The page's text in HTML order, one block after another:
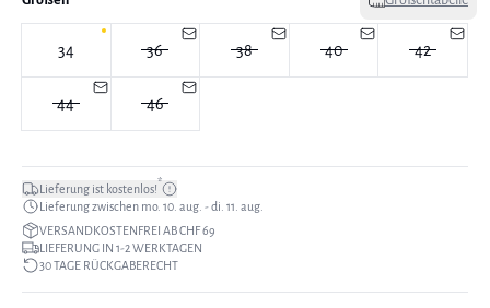
34 36 38 40 42
44 46
Lieferung ist kostenlos!*
Lieferung zwischen mo. 10. aug. - di. 11. aug.
VERSANDKOSTENFREI AB CHF 69
LIEFERUNG IN 1-2 WERKTAGEN
30 TAGE RÜCKGABERECHT